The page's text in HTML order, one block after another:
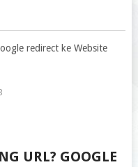
URL? GOOGLE